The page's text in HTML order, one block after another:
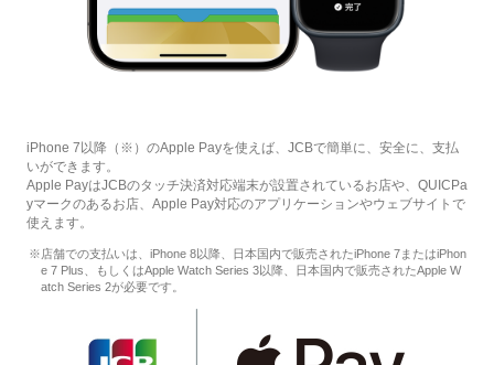
iPhone 7以降（※）のApple Payを使えば、JCBで簡単に、安全に、支払
いができます。
Apple PayはJCBのタッチ決済対応端末が設置されているお店や、QUICPa
yマークのあるお店、Apple Pay対応のアプリケーションやウェブサイトで
使えます。
店舗での支払いは、iPhone 8以降、日本国内で販売されたiPhone 7またはiPhon
e 7 Plus、もしくはApple Watch Series 3以降、日本国内で販売されたApple W
atch Series 2が必要です。